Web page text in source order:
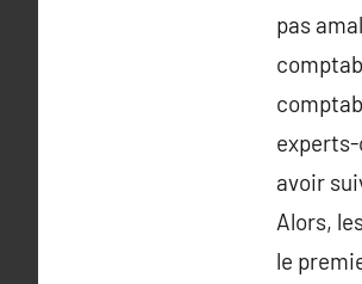
pas
avoir
Alors,
le